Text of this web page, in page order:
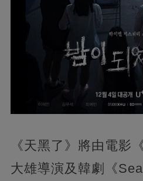
《天黑了》將由電影
大雄導演及韓劇《